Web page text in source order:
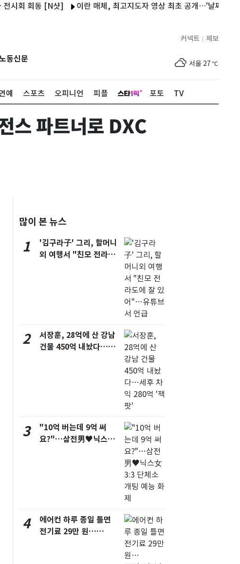
회동 [N샷] 이란 매체, 최고지도자 영상 최초 공개…'날짜 미상' 영상
동신문
제보
커넥트
서울 27 ℃
예 스포츠 오피니언 피플 포토 TV
스 파트너로 DXC
많이 본 뉴스
1
'김구라子' 그리, 할머니
외 여행서 "친모 전라도
2
서장훈, 28억에 산 강남
건물 450억 내놨다…세
3
"10억 버는데 9억 써
요?"…삼전男♥닉스女
4
에어컨 하루 종일 틀면
전기료 29만 원…